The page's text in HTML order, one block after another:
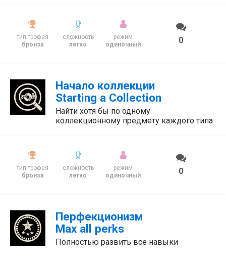
тип трофея
бронза
сложность
легко
режим
одиночный
0
Начало коллекции
Starting a Collection
Найти хотя бы по одному
коллекционному предмету каждого типа
тип трофея
бронза
сложность
легко
режим
одиночный
0
Перфекционизм
Max all perks
Полностью развить все навыки